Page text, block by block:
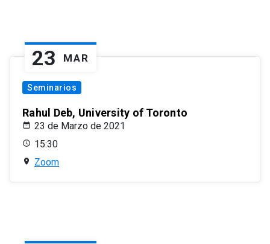
23 MAR
Seminarios
Rahul Deb, University of Toronto
23 de Marzo de 2021
15:30
Zoom